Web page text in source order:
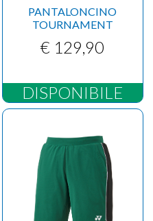
PANTALONCINO
TOURNAMENT
€ 129,90
DISPONIBILE